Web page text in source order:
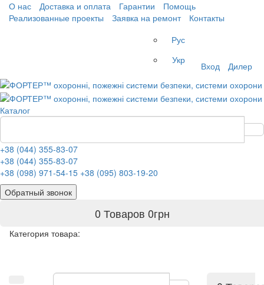
О нас Доставка и оплата Гарантии
Помощь
Реализованные проекты
Заявка на ремонт
Контакты
Рус
Укр
Вход Дилер
Каталог
+38 (044) 355-83-07
+38 (044) 355-83-07
+38 (098) 971-54-15 +38 (095) 803-19-20
Обратный звонок
0 Товаров 0грн
Категория товара: